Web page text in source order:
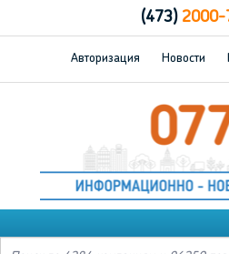
(473)2000-
Авторизация Новости